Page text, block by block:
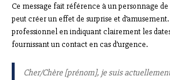
Ce message fait référence à un personnage
peut créer un effet de surprise et
professionnel en indiquant clairement les
fournissant un contact en cas d’urgence.
Cher/Chère [prénom], je suis